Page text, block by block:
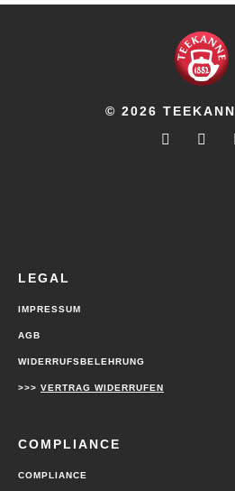
© 2026
LEGAL
IMPRESSUM
AGB
WIDERRUFSBELEHRUNG
>>> VERTRAG WIDERRUFEN
COMPLIANCE
COMPLIANCE